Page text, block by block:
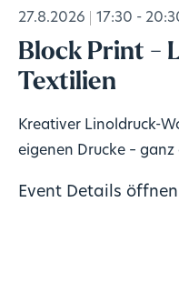
27.8.2026 17:30 -
Block Print -
Textilien
Kreativer Linoldruck-
eigenen Drucke –
Event Details öffnen